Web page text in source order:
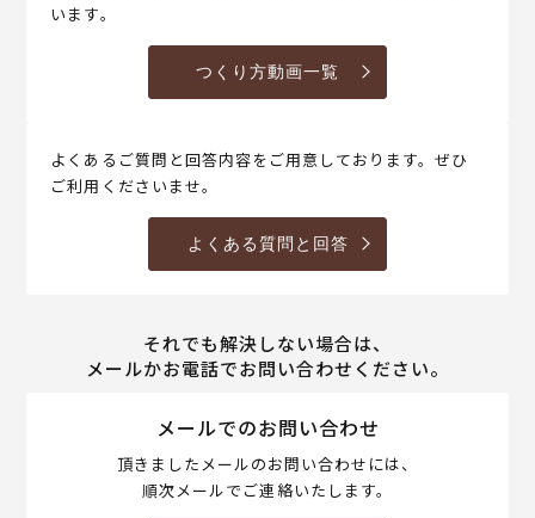
います。
つくり方動画一覧
よくあるご質問と回答内容をご用意しております。ぜひ
ご利用くださいませ。
よくある質問と回答
それでも解決しない場合は、
メールかお電話でお問い合わせください。
メールでのお問い合わせ
頂きましたメールのお問い合わせには、
順次メールでご連絡いたします。